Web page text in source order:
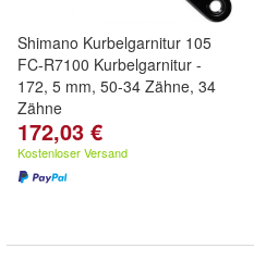
Shimano Kurbelgarnitur 105
FC-R7100 Kurbelgarnitur -
172, 5 mm, 50-34 Zähne, 34
Zähne
172,03 €
Kostenloser Versand